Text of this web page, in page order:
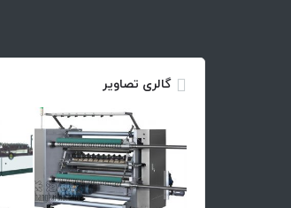
گالری تصاویر